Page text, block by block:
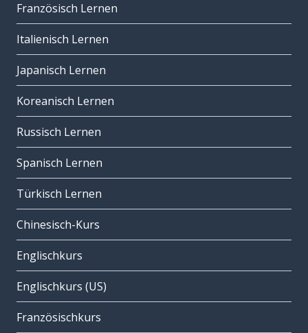
Französisch Lernen
Italienisch Lernen
Japanisch Lernen
Koreanisch Lernen
Russisch Lernen
Spanisch Lernen
Türkisch Lernen
Chinesisch-Kurs
Englischkurs
Englischkurs (US)
Französischkurs